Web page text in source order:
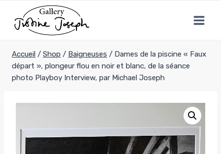
contenu
Accueil / Shop / Baigneuses / Dames de la piscine « Faux
départ », plongeur flou en noir et blanc, de la séance
photo Playboy Interview, par Michael Joseph